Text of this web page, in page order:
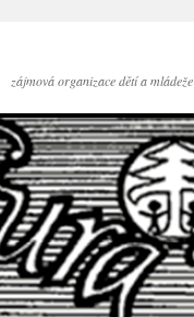
zájmová organizace dětí a mládeže